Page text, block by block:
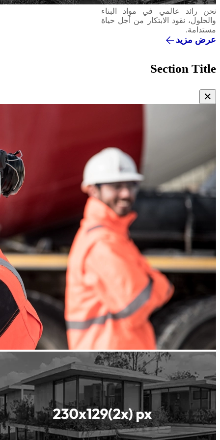
الأسمنت
Contact Us
نحن رائد عالمي في مواد البناء
والحلول، نقود الابتكار من أجل حياة
مستدامة.
عرض مزيد
Section Title
✕